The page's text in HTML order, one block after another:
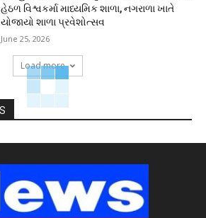
હેઠળ વિશ્વકર્મા માધ્યમિક શાળા, નગરાળા ખાતે
યોજાયો શાળા પ્રવેશોત્સવ
June 25, 2026
Load more